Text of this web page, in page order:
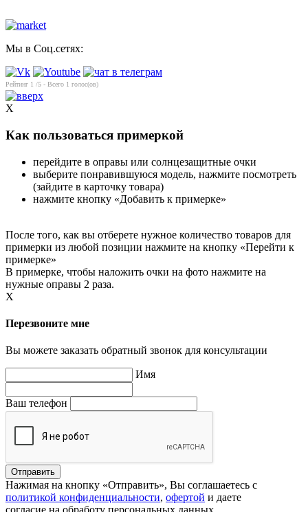
Мы в Соц.сетях:
Рейтинг 1 /5 - Всего 1 голос(ов)
X
Как пользоваться примеркой
перейдите в оправы или солнцезащитные очки
выберите понравившуюся модель, нажмите посмотреть
(зайдите в карточку товара)
нажмите кнопку «Добавить к примерке»
После того, как вы отберете нужное количество товаров для
примерки из любой позиции нажмите на кнопку «Перейти к
примерке»
В примерке, чтобы наложить очки на фото нажмите на
нужные оправы 2 раза.
X
Перезвоните мне
Вы можете заказать обратный звонок для консультации
Имя
Ваш телефон
Нажимая на кнопку «Отправить», Вы соглашаетесь с
политикой конфиденциальности, офертой и даете